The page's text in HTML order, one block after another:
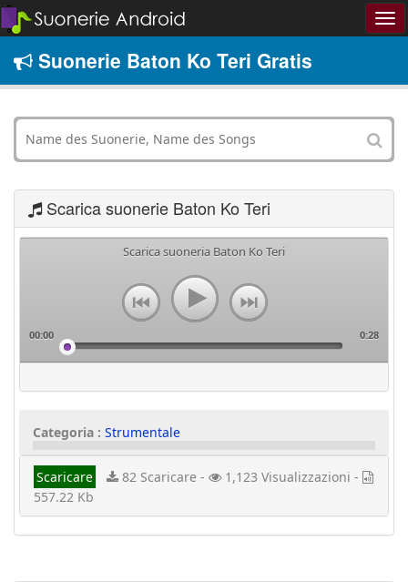
Suonerie Baton Ko Teri Gratis
Scarica suonerie Baton Ko Teri
Scarica suoneria Baton Ko Teri
00:00 0:28
Categoria : Strumentale
Scaricare 82 Scaricare -
1,123 Visualizzazioni -
557.22 Kb